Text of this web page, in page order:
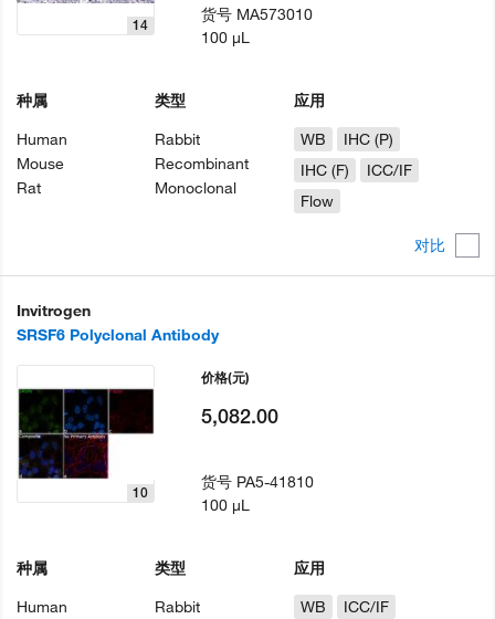
对比
14
种属
Human
Mouse
Rat
类型
Rabbit
Recombinant
Monoclonal
应用
WB
IHC (P)
IHC (F)
ICC/IF
Flow
货号 MA573010
100 µL
Invitrogen
SRSF6 Polyclonal Antibody
10
种属
Human
类型
Rabbit
应用
WB
ICC/IF
价格(元)
5,082.00
货号 PA5-41810
100 µL